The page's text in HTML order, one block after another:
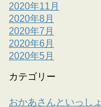
2020年11月
2020年8月
2020年7月
2020年6月
2020年5月
カテゴリー
おかあさんといっしょ